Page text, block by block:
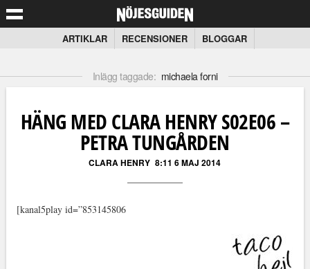
ARTIKLAR RECENSIONER BLOGGAR
Inlägg taggade: michaela forni
HÄNG MED CLARA HENRY S02E06 –
PETRA TUNGÅRDEN
CLARA HENRY 8:11 6 MAJ 2014
[kanal5play id=”853145806